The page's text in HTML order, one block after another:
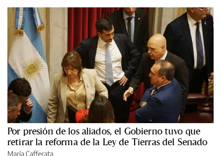
Por presión de los aliados, el Gobierno tuvo que
retirar la reforma de la Ley de Tierras del Senado
María Cafferata